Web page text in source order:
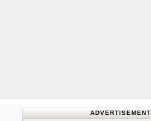
ADVERTISEMENT